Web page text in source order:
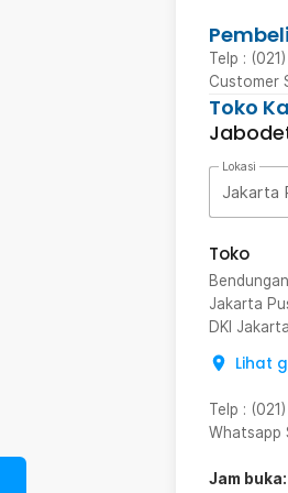
Telp :
Customer
Toko
Lokasi
Jakarta
Toko
Jakarta
DKI Jakarta
Lihat
Telp :
Whatsapp
Jam buka: